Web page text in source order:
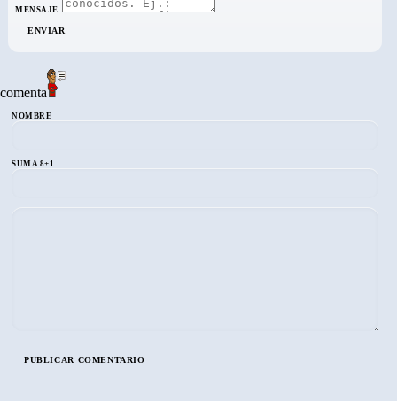
MENSAJE
ENVIAR
comenta
NOMBRE
SUMA 8+1